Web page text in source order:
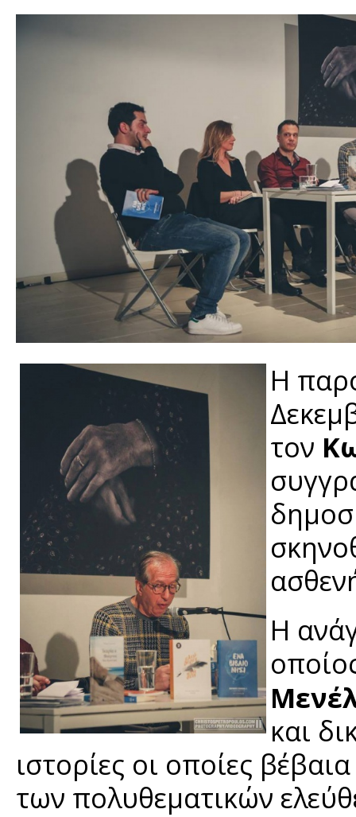
Η
τον
Η
και
ιστορίες οι οποίες
των πολυθεματικών